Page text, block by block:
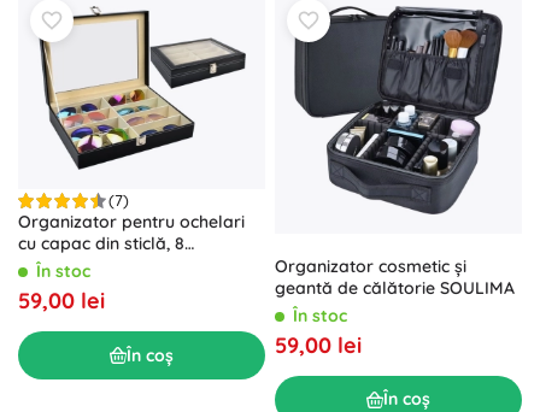
(7)
Organizator pentru ochelari
cu capac din sticlă, 8
compartimente SOULIMA
În stoc
59,00 lei
În coș
Organizator cosmetic și
geantă de călătorie SOULIMA
În stoc
59,00 lei
În coș